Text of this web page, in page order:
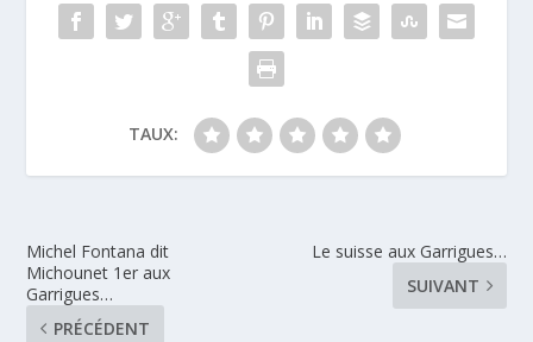
TAUX:
Michel Fontana dit
Michounet 1er aux
Garrigues…
PRÉCÉDENT
Le suisse aux Garrigues…
SUIVANT